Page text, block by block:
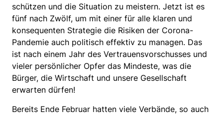
schützen und die Situation zu meistern. Jetzt ist es
fünf nach Zwölf, um mit einer für alle klaren und
konsequenten Strategie die Risiken der Corona-
Pandemie auch politisch effektiv zu managen. Das
ist nach einem Jahr des Vertrauensvorschusses und
vieler persönlicher Opfer das Mindeste, was die
Bürger, die Wirtschaft und unsere Gesellschaft
erwarten dürfen!
Bereits Ende Februar hatten viele Verbände, so auch